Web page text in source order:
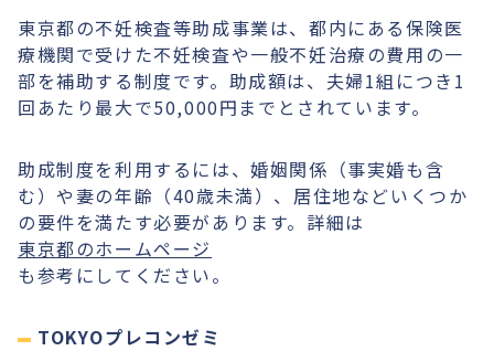
東京都の不妊検査等助成事業は、都内にある保険医
療機関で受けた不妊検査や一般不妊治療の費用の一
部を補助する制度です。助成額は、夫婦1組につき1
回あたり最大で50,000円までとされています。
助成制度を利用するには、婚姻関係（事実婚も含
む）や妻の年齢（40歳未満）、居住地などいくつか
の要件を満たす必要があります。詳細は
東京都のホームページ
も参考にしてください。
TOKYOプレコンゼミ